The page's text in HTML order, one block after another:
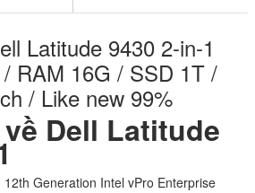
Latitude 9430 2-in-1
RAM 16G / SSD 1T /
/ Like new 99%
Dell Latitude
Generation Intel vPro Enterprise